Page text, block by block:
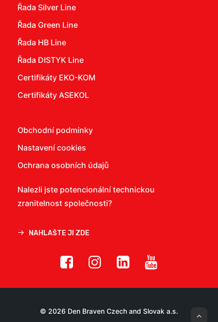
Řada Silver Line
Řada Green Line
Řada HB Line
Řada DISTYK Line
Certifikáty EKO-KOM
Certifikáty ASEKOL
Obchodní podmínky
Nastavení cookies
Ochrana osobních údajů
Nalezli jste potencionální technickou
zranitelnost společnosti?
NAHLAŠTE JI ZDE
© 2026 Den Braven Czech and Slovak a.s.